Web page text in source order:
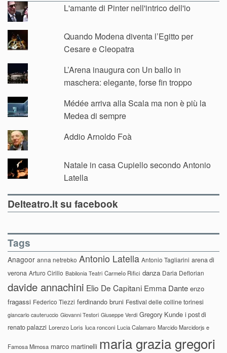
L'amante di Pinter nell'intrico dell'io
Quando Modena diventa l’Egitto per
Cesare e Cleopatra
L’Arena inaugura con Un ballo in
maschera: elegante, forse fin troppo
Médée arriva alla Scala ma non è più la
Medea di sempre
Addio Arnoldo Foà
Natale in casa Cupiello secondo Antonio
Latella
Delteatro.it su facebook
Tags
Anagoor anna netrebko Antonio Latella Antonio Tagliarini arena di
verona Arturo Cirillo Babilonia Teatri Carmelo Rifici danza Daria Deflorian
davide annachini Elio De Capitani Emma Dante enzo
fragassi Federico Tiezzi ferdinando bruni Festival delle colline torinesi
giancarlo cauteruccio Giovanni Testori Giuseppe Verdi Gregory Kunde i post di
renato palazzi Lorenzo Loris luca ronconi Lucia Calamaro Marcido Marcidorjs e
Famosa Mimosa marco martinelli maria grazia gregori